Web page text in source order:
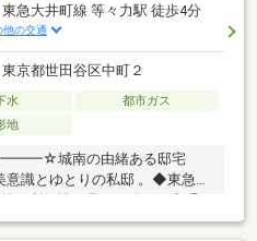
東急大井町線 等々力駅 徒歩4分
他の交通
東京都世田谷区中町２
水
都市ガス
地
城南の由緒ある邸宅
識とゆとりの私邸 。◆東急大
域に位置する、四季の緑に彩ら